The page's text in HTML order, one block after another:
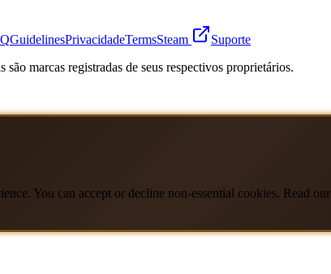
GuidelinesPrivacidadeTermsSteam
Suporte
marcas registradas de seus respectivos proprietários.
You can accept or decline non-essential cookies. Read our